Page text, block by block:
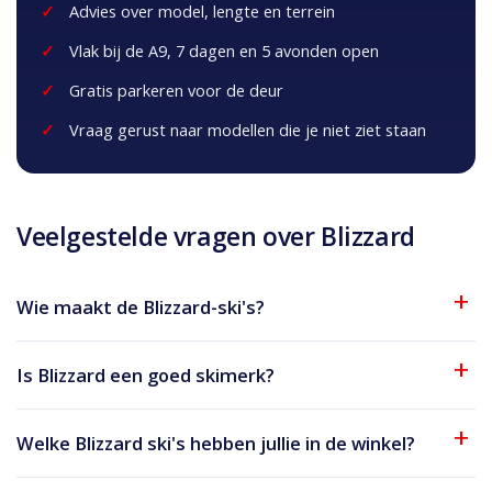
Advies over model, lengte en terrein
Vlak bij de A9, 7 dagen en 5 avonden open
Gratis parkeren voor de deur
Vraag gerust naar modellen die je niet ziet staan
Veelgestelde vragen over Blizzard
Wie maakt de Blizzard-ski's?
Is Blizzard een goed skimerk?
Welke Blizzard ski's hebben jullie in de winkel?